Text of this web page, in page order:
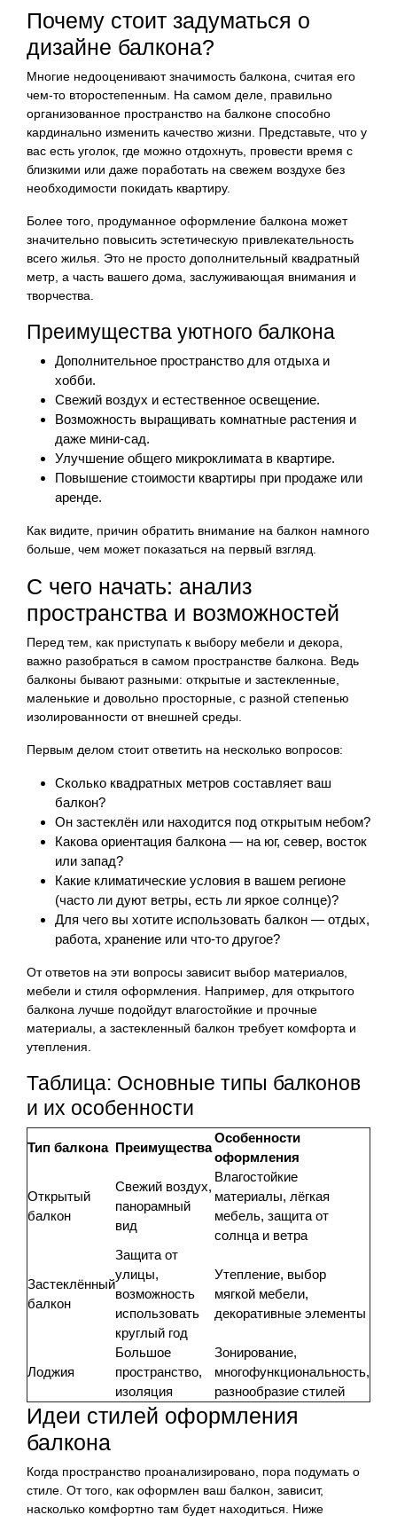
Почему стоит задуматься о
дизайне балкона?
Многие недооценивают значимость балкона, считая его
чем-то второстепенным. На самом деле, правильно
организованное пространство на балконе способно
кардинально изменить качество жизни. Представьте, что у
вас есть уголок, где можно отдохнуть, провести время с
близкими или даже поработать на свежем воздухе без
необходимости покидать квартиру.
Более того, продуманное оформление балкона может
значительно повысить эстетическую привлекательность
всего жилья. Это не просто дополнительный квадратный
метр, а часть вашего дома, заслуживающая внимания и
творчества.
Преимущества уютного балкона
Дополнительное пространство для отдыха и
хобби.
Свежий воздух и естественное освещение.
Возможность выращивать комнатные растения и
даже мини-сад.
Улучшение общего микроклимата в квартире.
Повышение стоимости квартиры при продаже или
аренде.
Как видите, причин обратить внимание на балкон намного
больше, чем может показаться на первый взгляд.
С чего начать: анализ
пространства и возможностей
Перед тем, как приступать к выбору мебели и декора,
важно разобраться в самом пространстве балкона. Ведь
балконы бывают разными: открытые и застекленные,
маленькие и довольно просторные, с разной степенью
изолированности от внешней среды.
Первым делом стоит ответить на несколько вопросов:
Сколько квадратных метров составляет ваш
балкон?
Он застеклён или находится под открытым небом?
Какова ориентация балкона — на юг, север, восток
или запад?
Какие климатические условия в вашем регионе
(часто ли дуют ветры, есть ли яркое солнце)?
Для чего вы хотите использовать балкон — отдых,
работа, хранение или что-то другое?
От ответов на эти вопросы зависит выбор материалов,
мебели и стиля оформления. Например, для открытого
балкона лучше подойдут влагостойкие и прочные
материалы, а застекленный балкон требует комфорта и
утепления.
Таблица: Основные типы балконов
и их особенности
Тип балкона Преимущества
Особенности
оформления
Открытый
балкон
Свежий воздух,
панорамный
вид
Влагостойкие
материалы, лёгкая
мебель, защита от
солнца и ветра
Застеклённый
балкон
Защита от
улицы,
возможность
использовать
круглый год
Утепление, выбор
мягкой мебели,
декоративные элементы
Лоджия
Большое
пространство,
изоляция
Зонирование,
многофункциональность,
разнообразие стилей
Идеи стилей оформления
балкона
Когда пространство проанализировано, пора подумать о
стиле. От того, как оформлен ваш балкон, зависит,
насколько комфортно там будет находиться. Ниже